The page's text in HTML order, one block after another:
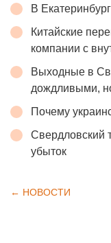
В
Китайские
компании с
Выходные в
дождливыми,
Почему
Свердловский
убыток
← НОВОСТИ